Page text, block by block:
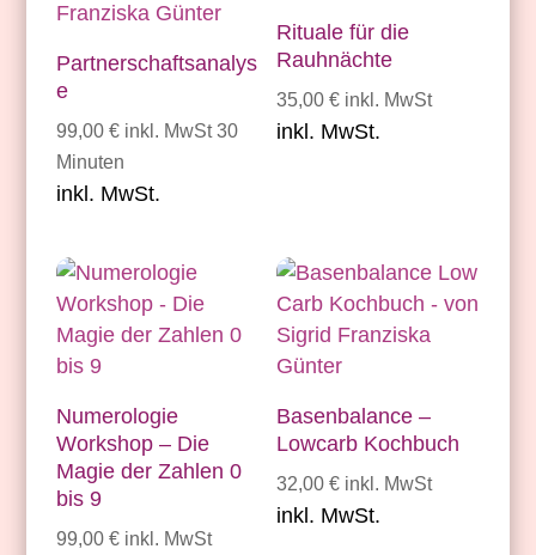
Partnerschaftsanalys
e
99,00€ inkl. MwSt 30
Minuten
inkl. MwSt.
Rituale für die
Rauhnächte
35,00€ inkl. MwSt
inkl. MwSt.
Numerologie
Workshop – Die
Magie der Zahlen 0
bis 9
99,00€ inkl. MwSt
Basenbalance –
Lowcarb Kochbuch
32,00€ inkl. MwSt
inkl. MwSt.